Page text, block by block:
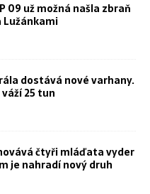
09 už možná našla zbraň
dostává nové varhany.
25 tun
čtyři mláďata vyder
je nahradí nový druh